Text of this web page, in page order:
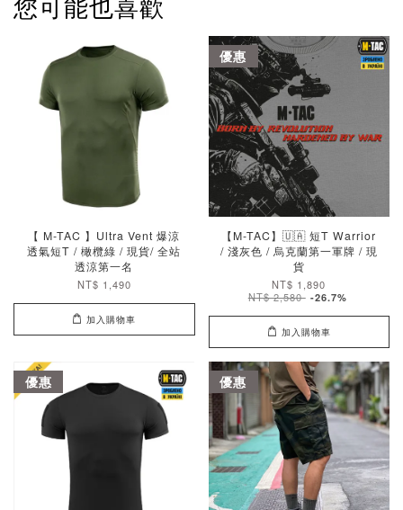
【 M-TAC 】Ultra Vent 爆涼
透氣短T / 橄欖綠 / 現貨/ 全站
透涼第一名
NT$ 1,490
加入購物車
優惠
【M-TAC】🇺🇦 短T Warrior
/ 淺灰色 / 烏克蘭第一軍牌 / 現
貨
NT$ 1,890
NT$ 2,580 -26.7%
加入購物車
優惠 優惠